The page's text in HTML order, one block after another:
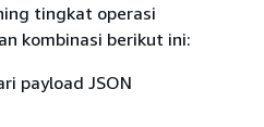
tingkat operasi
kombinasi berikut ini:
payload JSON